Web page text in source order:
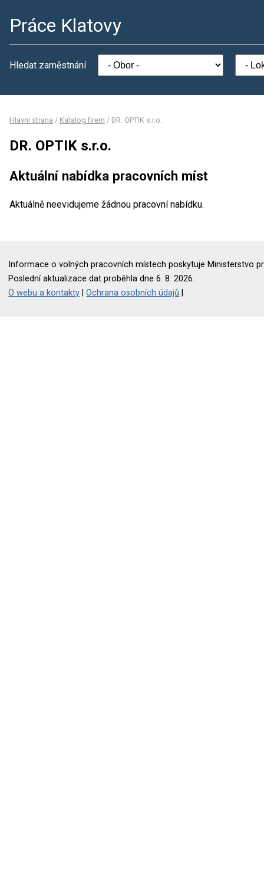
Práce Klatovy
Hledat zaměstnání
Hlavní strana / Katalog firem / DR. OPTIK s.r.o.
DR. OPTIK s.r.o.
Aktuální nabídka pracovních míst
Aktuálně neevidujeme žádnou pracovní nabídku.
Informace o volných pracovních místech poskytuje Ministerstvo
Poslední aktualizace dat proběhla dne 6. 8. 2026.
O webu a kontakty |Ochrana osobních údajů